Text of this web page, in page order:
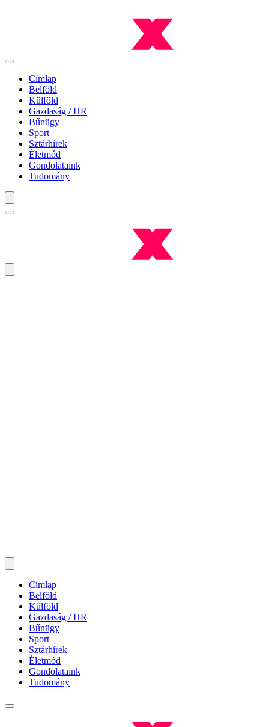
Címlap
Belföld
Külföld
Gazdaság / HR
Bűnügy
Sport
Sztárhírek
Életmód
Gondolataink
Tudomány
Címlap
Belföld
Külföld
Gazdaság / HR
Bűnügy
Sport
Sztárhírek
Életmód
Gondolataink
Tudomány